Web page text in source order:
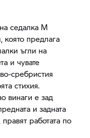
седалка M
предлага
ъгли на
и чувате
сребристия
стихия.
винаги е зад
и задната
работата по